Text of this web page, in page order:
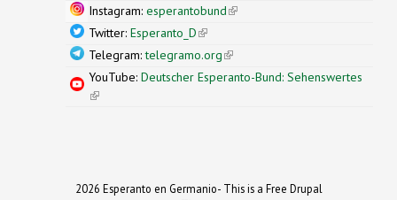
Instagram: esperantobund(link is external)
Twitter: Esperanto_D(link is external)
Telegram:telegramo.org(link is external)
YouTube: Deutscher Esperanto-Bund: Sehenswertes
(link is external)
2026 Esperanto en Germanio- This is a Free Drupal